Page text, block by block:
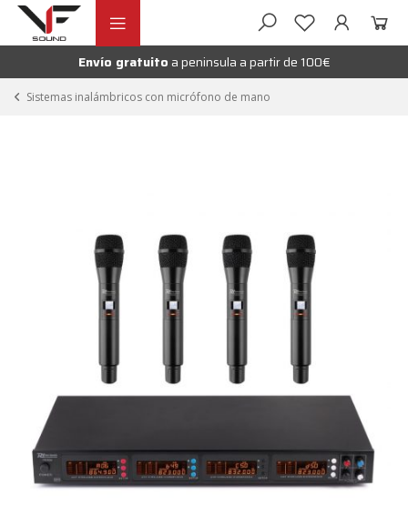
Ir
navegación
Ir
contenidoEnvío gratuito a peninsula a partir de 100€
Sistemas inalámbricos con micrófono de mano